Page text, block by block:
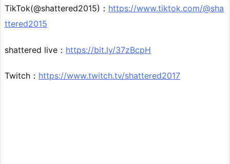
TikTok(@shattered2015)： https://www.tiktok.com/@sha
ttered2015
shattered live： https://bit.ly/37zBcpH
Twitch： https://www.twitch.tv/shattered2017